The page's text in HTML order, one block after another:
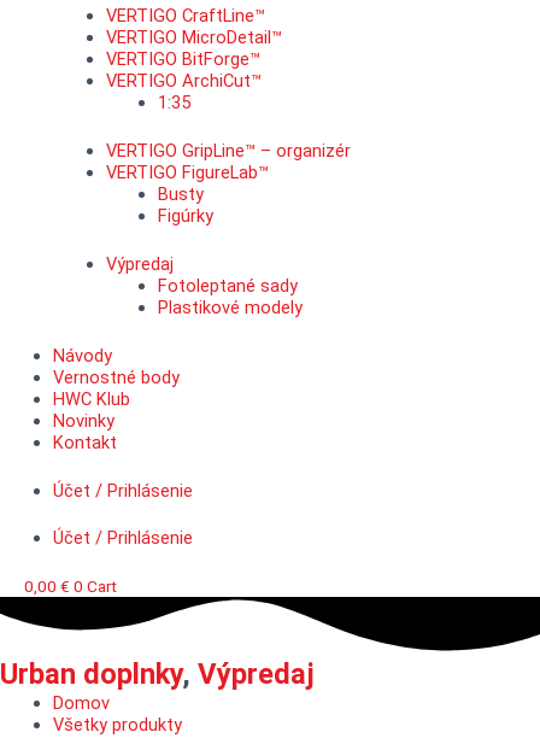
VERTIGO CraftLine™
VERTIGO MicroDetail™
VERTIGO BitForge™
VERTIGO ArchiCut™
1:35
VERTIGO GripLine™ – organizér
VERTIGO FigureLab™
Busty
Figúrky
Výpredaj
Fotoleptané sady
Plastikové modely
Návody
Vernostné body
HWC Klub
Novinky
Kontakt
Účet / Prihlásenie
Účet / Prihlásenie
0,00 € 0 Cart
Urban doplnky, Výpredaj
Domov
Všetky produkty